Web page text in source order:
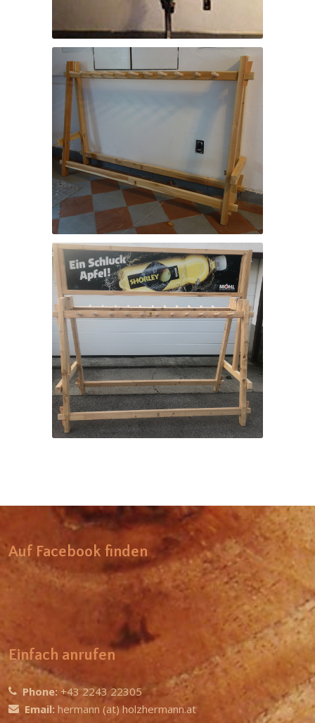
Wandschiständer
Halter für Werbetafeln
Auf Facebook finden
Einfach anrufen
Phone: +43 2243 22305
Email: hermann (at) holzhermann.at